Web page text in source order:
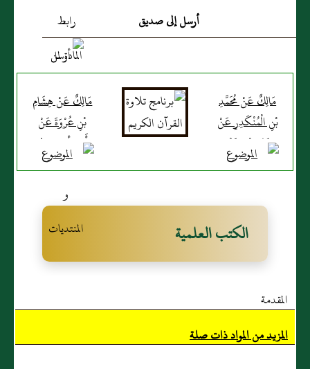
وَهِيَ الْمَدِينَةُ تَنْفِي النَّاسَ
كَمَا يَنْفِي الْكِيرُ خَبَثَ (...)
أرسل إلى صديق
مَالِكٌ عَنْ مُحَمَّدِ
بْنِ الْمُنْكَدِرِ عَنْ
جَابِرِ بْنِ عَبْدِ
اللَّهِ أَنَّ أَعْرَابِيًّا
اللَّهِ صَلَّى اللَّهُ
عَلَيْهِ وَسَلَّمَ عَلَى
الْإِسْلَامِ فَأَصَابَ
الْأَعْرَابِيَّ وَعَكٌ
رَسُولُ
اللَّهِ صَلَّى اللَّهُ
عَلَيْهِ وَسَلَّمَ فَقَالَ
مَالِكٌ عَنْ هِشَامِ
بْنِ عُرْوَةَ عَنْ
أَبِيهِ أن رسول
الله صلى الله
قَالَ لَا يَخْرُجُ
أَحَدٌ مِنَ الْمَدِينَةِ
أَبْدَلَهَا اللَّهُ خَيْرًا
قَالَ أَبُو عُمَرَ هَذَا
وَصَلَهُ مَعْنُ بْنُ
الكتب العلمية
المقدمة
المزيد من المواد ذات صلة